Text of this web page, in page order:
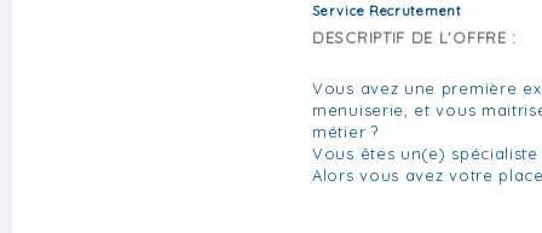
Service Recrutement
DESCRIPTIF DE L'OFFRE :
Vous avez une première
menuiserie, et vous
métier ?
Vous êtes un(e)
Alors vous avez votre